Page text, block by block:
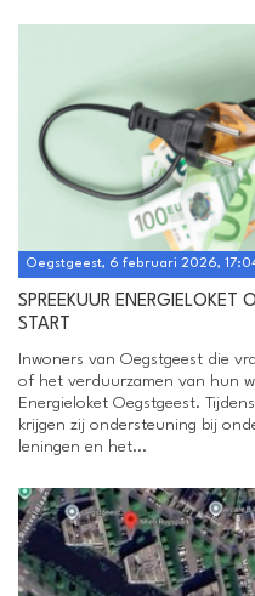
Oegstgeest, 6 februari 2026,
SPREEKUUR ENERGIELOKET
START
Inwoners van Oegstgeest die
of het verduurzamen van hun
Energieloket Oegstgeest.
krijgen zij ondersteuning bij
leningen en het...